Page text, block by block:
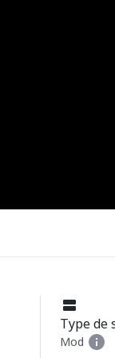
Type de
Mod